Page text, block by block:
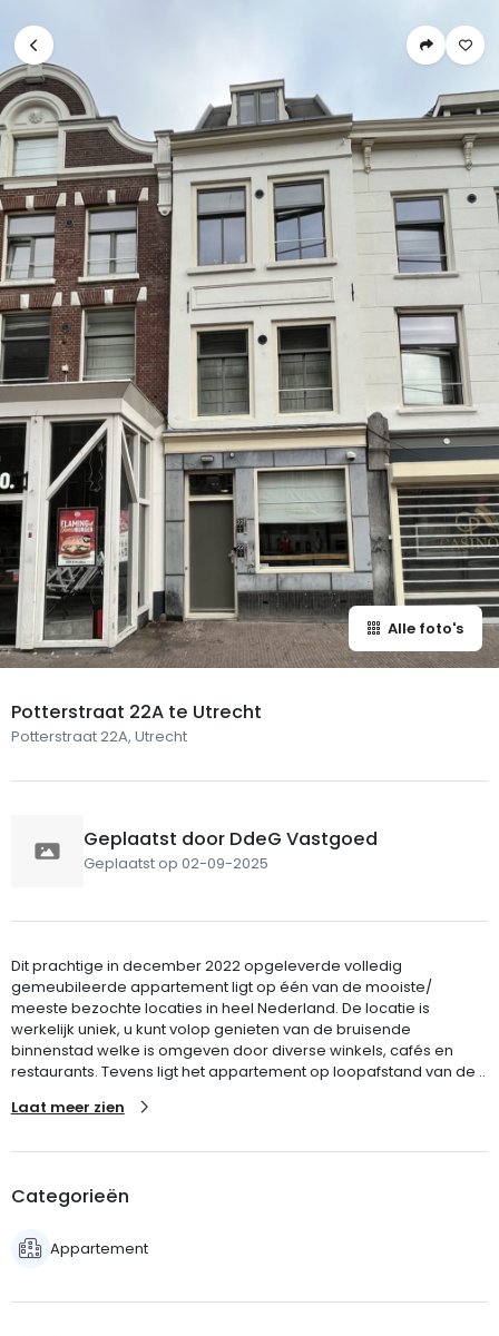
Alle foto's
Potterstraat 22A te Utrecht
Potterstraat 22A, Utrecht
Geplaatst door DdeG Vastgoed
Geplaatst op 02-09-2025
Dit prachtige in december 2022 opgeleverde volledig
gemeubileerde appartement ligt op één van de mooiste/
meeste bezochte locaties in heel Nederland. De locatie is
werkelijk uniek, u kunt volop genieten van de bruisende
binnenstad welke is omgeven door diverse winkels, cafés en
restaurants. Tevens ligt het appartement op loopafstand van de ..
Laat meer zien
Categorieën
Appartement